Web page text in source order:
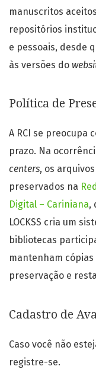
manuscritos
repositórios
e pessoais, desde
às versões do
Política de
A RCI se preocupa
prazo. Na
centers, os
preservados na
Digital – Cariniana,
LOCKSS cria um
bibliotecas
mantenham
preservação e
Cadastro de
Caso você não
registre-se.